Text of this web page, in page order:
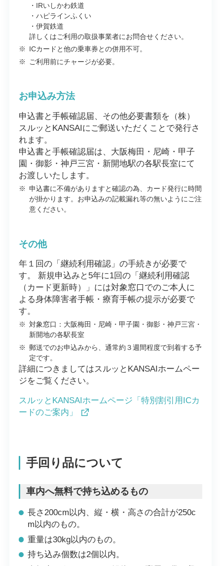
・IRいしかわ鉄道
・ハピラインふくい
・伊賀鉄道
詳しくはご利用の取扱事業者にお問合せください。
※
ICカードと他の乗車券との併用不可。
※
ご利用前にチャージが必要。
お申込み方法
申込書と手帳確認届、その他必要書類を（株）
スルッとKANSAIにご郵送いただくことで発行さ
れます。
申込書と手帳確認届は、大阪梅田・尼崎・甲子
園・御影・神戸三宮・新開地駅の各駅長室にて
お渡しいたします。
※ 申込書に不備がありますと確認の為、カード発行に時間
が掛かります。お申込みの記載漏れ等の無いようにご注
意ください。
その他
年１回の「継続利用確認」の手続きが必要で
す。 新規申込みと5年に1回の「継続利用確認
（カード更新時）」には対象窓口でのご本人に
よる身体障害者手帳・療育手帳の提示が必要で
す。
※ 対象窓口：大阪梅田・尼崎・甲子園・御影・神戸三宮・
新開地の各駅長室
※ 郵送でのお申込みから、通常約３週間程度で到着する予
定です。
詳細につきましてはスルッとKANSAIホームペー
ジをご覧ください。
スルッとKANSAIホームページ「特別割引用ICカ
ードのご案内」
手回り品について
車内へ無料で持ち込めるもの
長さ200cm以内、縦・横・高さの合計が250c
m以内のもの。
重量は30kg以内のもの。
持ち込み個数は2個以内。